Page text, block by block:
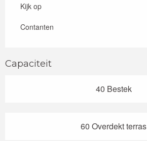
Kijk op
Contanten
Capaciteit
40 Bestek
60 Overdekt terras